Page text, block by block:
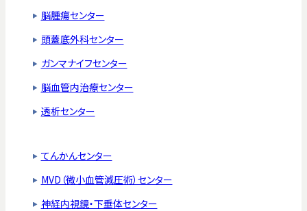
脳腫瘍センター
頭蓋底外科センター
ガンマナイフセンター
脳血管内治療センター
透析センター
てんかんセンター
MVD（微小血管減圧術）センター
神経内視鏡・下垂体センター